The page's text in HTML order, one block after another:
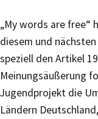
„My words are free“
diesem und
speziell den Artikel
Meinungsäußerung
Jugendprojekt die
Ländern